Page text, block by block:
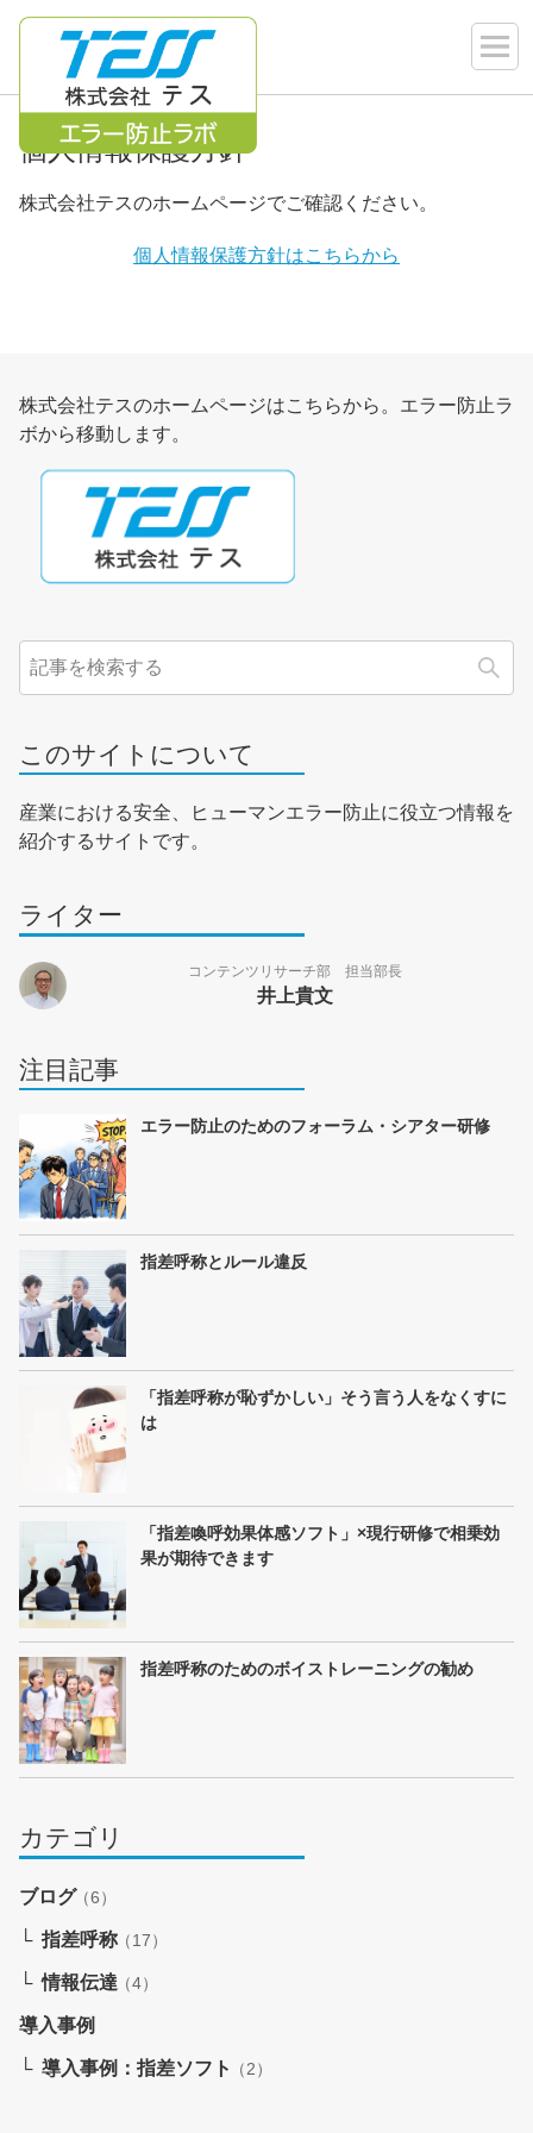
個人情報保護方針
株式会社テスのホームページでご確認ください。
個人情報保護方針はこちらから
株式会社テスのホームページはこちらから。エラー防止ラ
ボから移動します。
このサイトについて
産業における安全、ヒューマンエラー防止に役立つ情報を
紹介するサイトです。
ライター
コンテンツリサーチ部 担当部長
井上貴文
注目記事
エラー防止のためのフォーラム・シアター研修
指差呼称とルール違反
「指差呼称が恥ずかしい」そう言う人をなくすに
は
「指差喚呼効果体感ソフト」×現行研修で相乗効
果が期待できます
指差呼称のためのボイストレーニングの勧め
カテゴリ
ブログ（6）
指差呼称（17）
情報伝達（4）
導入事例
導入事例：指差ソフト （2）